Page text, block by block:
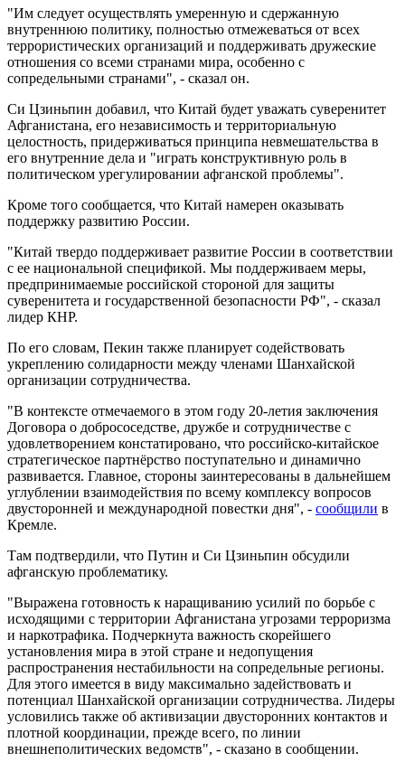
"Им следует осуществлять умеренную и сдержанную
внутреннюю политику, полностью отмежеваться от всех
террористических организаций и поддерживать дружеские
отношения со всеми странами мира, особенно с
сопредельными странами", - сказал он.
Си Цзиньпин добавил, что Китай будет уважать суверенитет
Афганистана, его независимость и территориальную
целостность, придерживаться принципа невмешательства в
его внутренние дела и "играть конструктивную роль в
политическом урегулировании афганской проблемы".
Кроме того сообщается, что Китай намерен оказывать
поддержку развитию России.
"Китай твердо поддерживает развитие России в соответствии
с ее национальной спецификой. Мы поддерживаем меры,
предпринимаемые российской стороной для защиты
суверенитета и государственной безопасности РФ", - сказал
лидер КНР.
По его словам, Пекин также планирует содействовать
укреплению солидарности между членами Шанхайской
организации сотрудничества.
"В контексте отмечаемого в этом году 20-летия заключения
Договора о добрососедстве, дружбе и сотрудничестве с
удовлетворением констатировано, что российско-китайское
стратегическое партнёрство поступательно и динамично
развивается. Главное, стороны заинтересованы в дальнейшем
углублении взаимодействия по всему комплексу вопросов
двусторонней и международной повестки дня", - сообщили в
Кремле.
Там подтвердили, что Путин и Си Цзиньпин обсудили
афганскую проблематику.
"Выражена готовность к наращиванию усилий по борьбе с
исходящими с территории Афганистана угрозами терроризма
и наркотрафика. Подчеркнута важность скорейшего
установления мира в этой стране и недопущения
распространения нестабильности на сопредельные регионы.
Для этого имеется в виду максимально задействовать и
потенциал Шанхайской организации сотрудничества. Лидеры
условились также об активизации двусторонних контактов и
плотной координации, прежде всего, по линии
внешнеполитических ведомств", - сказано в сообщении.